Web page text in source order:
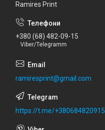
Ramires Print
+380 (68) 482-09-15
Viber/Telegramm
ramiresprint@gmail.com
https://t.me/+380684820915